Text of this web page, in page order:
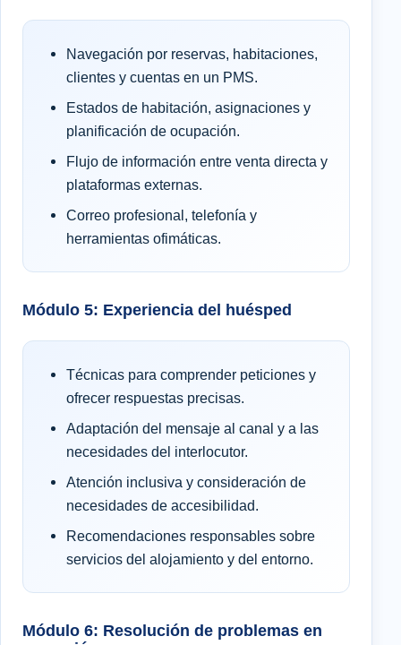
Navegación por reservas, habitaciones,
clientes y cuentas en un PMS.
Estados de habitación, asignaciones y
planificación de ocupación.
Flujo de información entre venta directa y
plataformas externas.
Correo profesional, telefonía y
herramientas ofimáticas.
Módulo 5: Experiencia del huésped
Técnicas para comprender peticiones y
ofrecer respuestas precisas.
Adaptación del mensaje al canal y a las
necesidades del interlocutor.
Atención inclusiva y consideración de
necesidades de accesibilidad.
Recomendaciones responsables sobre
servicios del alojamiento y del entorno.
Módulo 6: Resolución de problemas en